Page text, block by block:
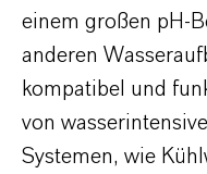
einem großen pH-
anderen
kompatibel und
von
Systemen, wie